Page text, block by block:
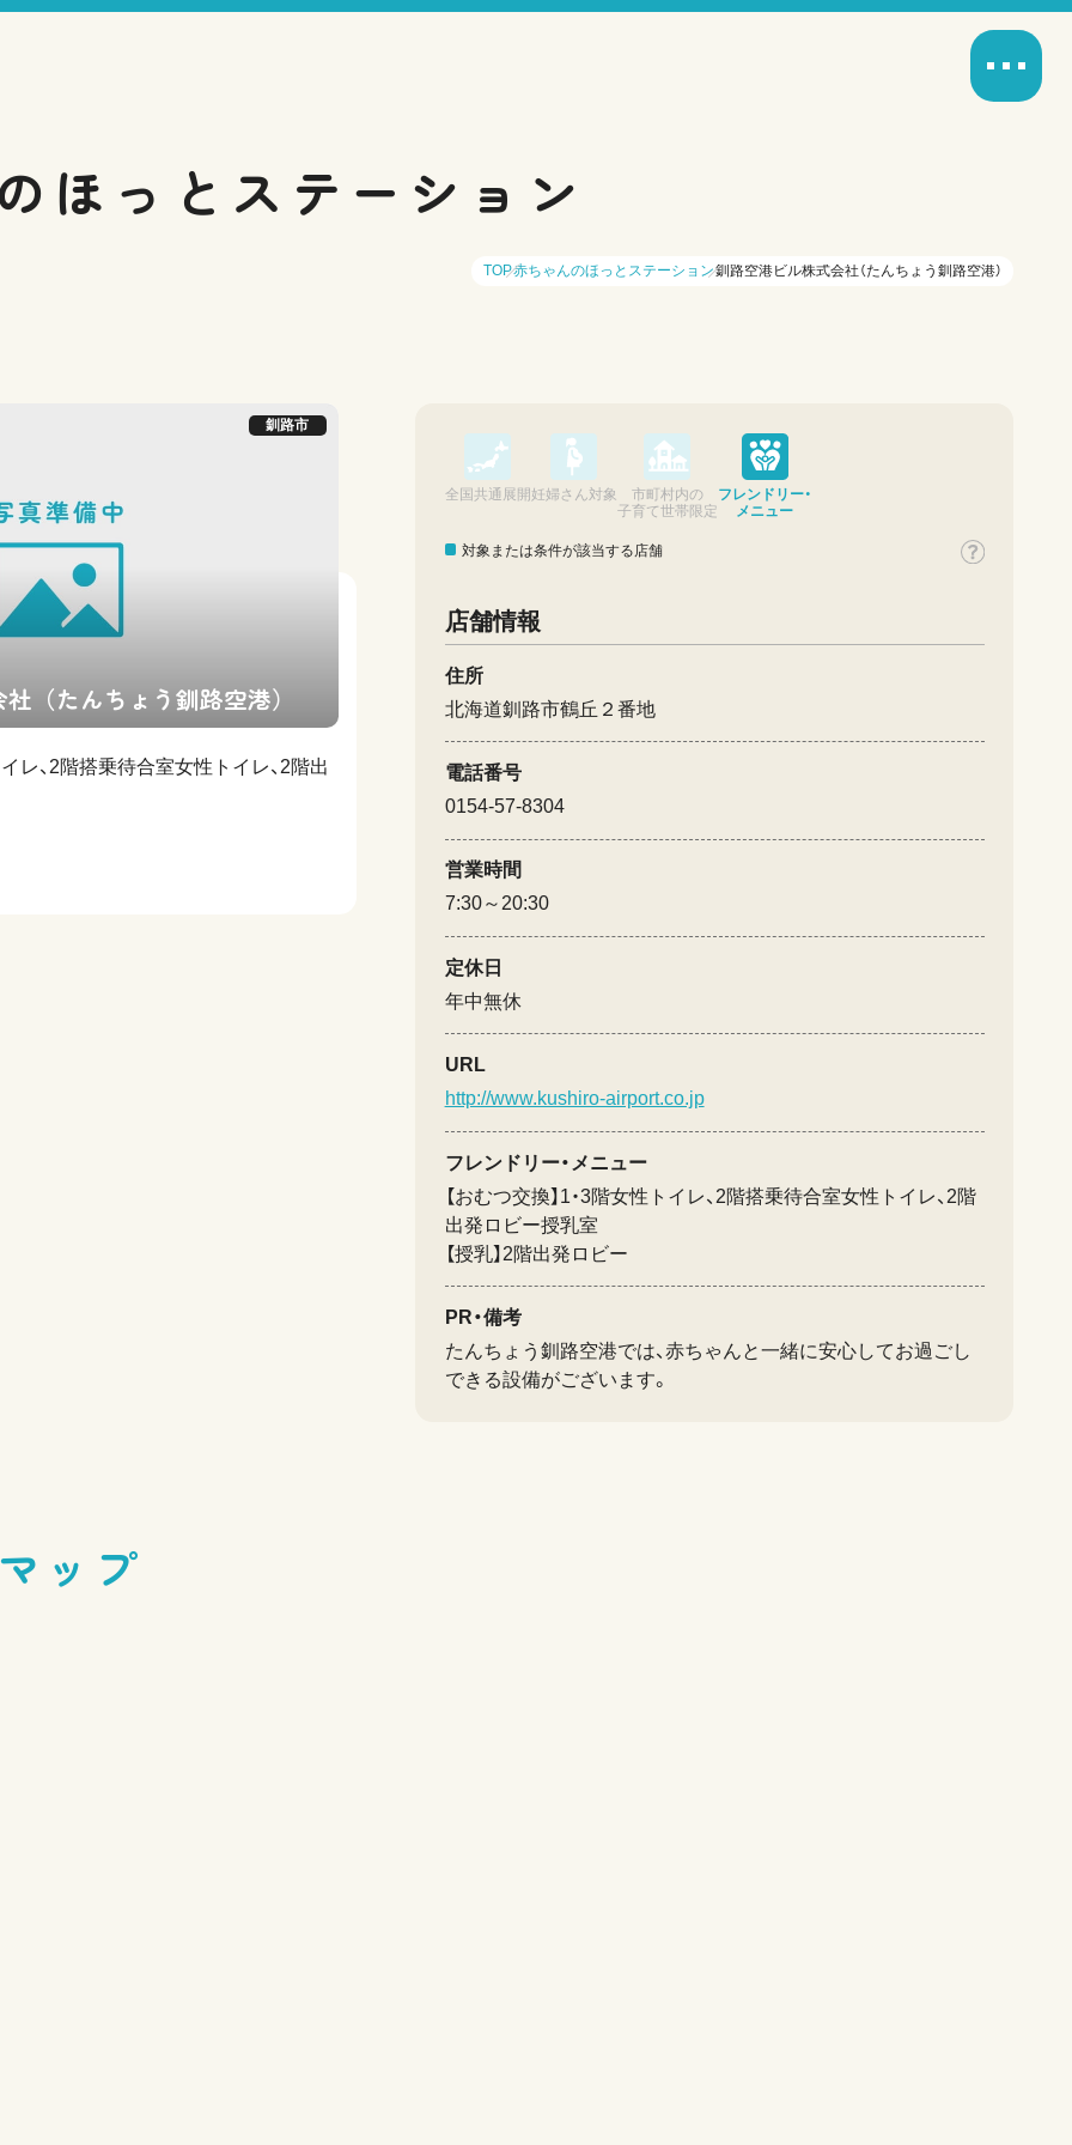
ほっとステーション
TOP赤ちゃんのほっとステーション釧路空港ビル株式会社（たんちょう釧路空港）
釧路市
（たんちょう釧路空港）
イレ、2階搭乗待合室女性トイレ、2階出
全国共通展開 妊婦さん対象
市町村内の
子育て世帯限定
フレンドリー・
メニュー
対象または条件が該当する店舗
店舗情報
住所
北海道釧路市鶴丘２番地
電話番号
0154-57-8304
営業時間
7:30～20:30
定休日
年中無休
URL
http://www.kushiro-airport.co.jp
フレンドリー・メニュー
【おむつ交換】1・3階女性トイレ、2階搭乗待合室女性トイレ、2階
出発ロビー授乳室
【授乳】2階出発ロビー
PR・備考
たんちょう釧路空港では、赤ちゃんと一緒に安心してお過ごし
できる設備がございます。
ップ